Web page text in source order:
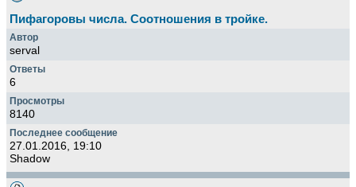
Пифагоровы числа. Соотношения в тройке.
serval
6
8140
27.01.2016, 19:10
Shadow